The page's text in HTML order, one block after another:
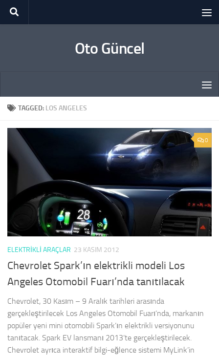
Skip to content
Oto Güncel
TAGGED: LOS ANGELES
0
ELEKTRIKLI ARAÇLAR 23 KASIM 2012
Chevrolet Spark’ın elektrikli modeli Los
Angeles Otomobil Fuarı’nda tanıtılacak
Chevrolet, 30 Kasım – 9 Aralık tarihleri arasında
gerçekleştirilecek Los Angeles Otomobil Fuarı’nda, markanın
popüler yeni mini otomobili Spark’ın elektrikli versiyonunu
tanıtacak. Spark EV lansmanı 2013’te gerçekleştirilecek.
Chevrolet ayrıca interaktif bilgi-eğlence sistemi MyLink’in